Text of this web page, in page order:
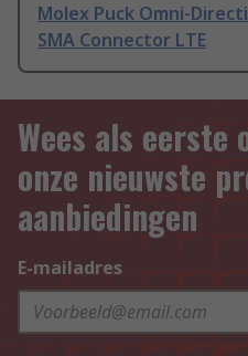
Molex Puck Omni-
SMA Connector LTE
Wees als eerste
onze nieuwste
aanbiedingen
E-mailadres